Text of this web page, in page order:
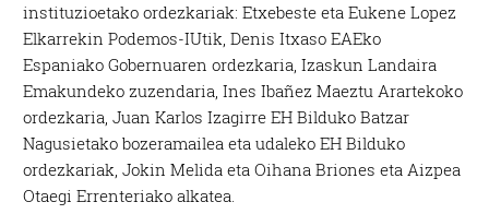
instituzioetako ordezkariak: Etxebeste eta Eukene Lopez
Elkarrekin Podemos-IUtik, Denis Itxaso EAEko
Espaniako Gobernuaren ordezkaria, Izaskun Landaira
Emakundeko zuzendaria, Ines Ibañez Maeztu Arartekoko
ordezkaria, Juan Karlos Izagirre EH Bilduko Batzar
Nagusietako bozeramailea eta udaleko EH Bilduko
ordezkariak, Jokin Melida eta Oihana Briones eta Aizpea
Otaegi Errenteriako alkatea.